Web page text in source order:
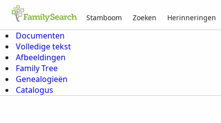
Stamboom Zoeken Herinneringen
Documenten
Volledige tekst
Afbeeldingen
Family Tree
Genealogieën
Catalogus